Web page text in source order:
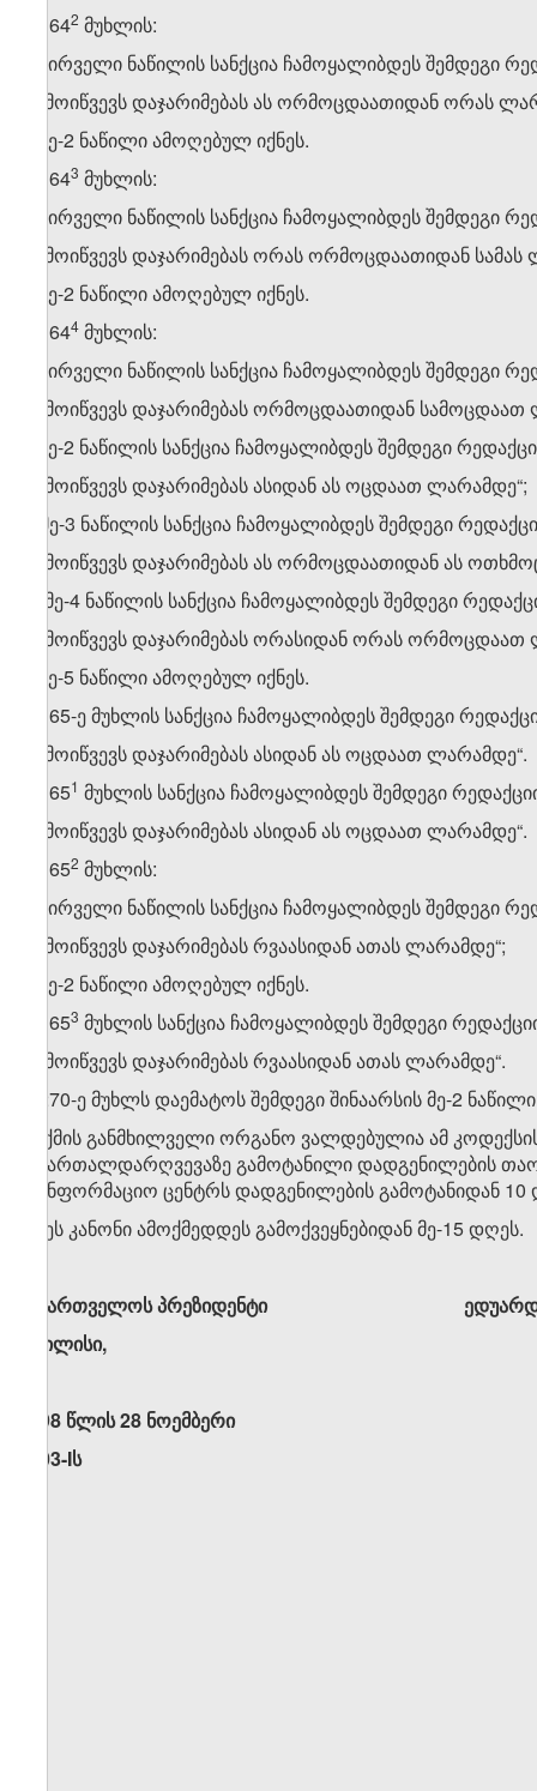
2. 164​2 მუხლის:
ა) პირველი ნაწილის სანქცია ჩამოყალიბდეს შემდეგი
„გამოიწვევს დაჯარიმებას ას ორმოცდაათიდან ორას
ბ) მე-2 ნაწილი ამოღებულ იქნეს.
3. 164​3 მუხლის:
ა) პირველი ნაწილის სანქცია ჩამოყალიბდეს შემდეგი
„გამოიწვევს დაჯარიმებას ორას ორმოცდაათიდან
ბ) მე-2 ნაწილი ამოღებულ იქნეს.
4. 164​4 მუხლის:
ა) პირველი ნაწილის სანქცია ჩამოყალიბდეს შემდეგი
„გამოიწვევს დაჯარიმებას ორმოცდაათიდან
ბ) მე-2 ნაწილის სანქცია ჩამოყალიბდეს შემდეგი
„გამოიწვევს დაჯარიმებას ასიდან ას ოცდაათ ლარამდე“;
გ) მე-3 ნაწილის სანქცია ჩამოყალიბდეს შემდეგი
„გამოიწვევს დაჯარიმებას ას ორმოცდაათიდან ას
დ) მე-4 ნაწილის სანქცია ჩამოყალიბდეს შემდეგი
„გამოიწვევს დაჯარიმებას ორასიდან ორას
ე) მე-5 ნაწილი ამოღებულ იქნეს.
5. 165-ე მუხლის სანქცია ჩამოყალიბდეს შემდეგი
„გამოიწვევს დაჯარიმებას ასიდან ას ოცდაათ ლარამდე“.
6. 165​1 მუხლის სანქცია ჩამოყალიბდეს შემდეგი
„გამოიწვევს დაჯარიმებას ასიდან ას ოცდაათ ლარამდე“.
7. 165​2 მუხლის:
ა) პირველი ნაწილის სანქცია ჩამოყალიბდეს შემდეგი
„გამოიწვევს დაჯარიმებას რვაასიდან ათას ლარამდე“;
ბ) მე-2 ნაწილი ამოღებულ იქნეს.
8. 165​3 მუხლის სანქცია ჩამოყალიბდეს შემდეგი
„გამოიწვევს დაჯარიმებას რვაასიდან ათას ლარამდე“.
9. 270-ე მუხლს დაემატოს შემდეგი შინაარსის მე-2
„საქმის განმხილველი ორგანო ვალდებულია ამ
სამართალდარღვევაზე გამოტანილი დადგენილების
საინფორმაციო ცენტრს დადგენილების გამოტანიდან 10
IV. ეს კანონი ამოქმედდეს გამოქვეყნებიდან მე-15 დღეს.
საქართველოს პრეზიდენტი ედუარდ
თბილისი,
1998 წლის 28 ნოემბერი
1703-Iს